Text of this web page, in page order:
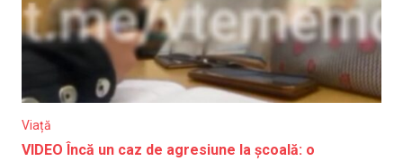
Viață
VIDEO Încă un caz de agresiune la școală: o